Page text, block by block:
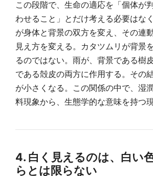
この段階で、生命の適応を「個体が
わせること」とだけ考える必要はな
が身体と背景の双方を変え、その連
見え方を変える。カタツムリが背景
るのではない。雨が、背景である樹
である殻皮の両方に作用する。その
が小さくなる。この関係の中で、湿
料現象から、生態学的な意味を持つ
4. 白く見えるのは、白い
らとは限らない